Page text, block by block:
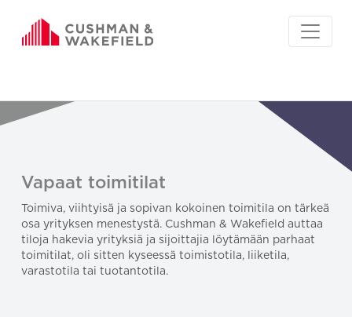
Vapaat toimitilat
Toimiva, viihtyisä ja sopivan kokoinen toimitila on tärkeä
osa yrityksen menestystä. Cushman & Wakefield auttaa
tiloja hakevia yrityksiä ja sijoittajia löytämään parhaat
toimitilat, oli sitten kyseessä toimistotila, liiketila,
varastotila tai tuotantotila.